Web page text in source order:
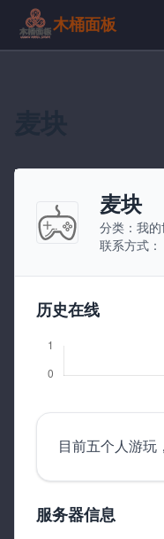
木桶面板
麦块
分类：我的
联系方式
历史在线
目前五个人游玩
服务器信息